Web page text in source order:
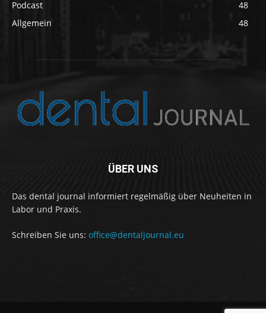
Podcast
48
Allgemein
48
ÜBER UNS
Das dental journal informiert regelmäßig über Neuheiten in
Labor und Praxis.
Schreiben Sie uns: office@dentaljournal.eu